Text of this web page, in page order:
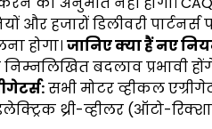
और हजारों डिलीवरी
होगा। जानिए क्या हैं नए
बदलाव प्रभावी
सभी मोटर व्हीकल
थ्री-व्हीलर (ऑटो-